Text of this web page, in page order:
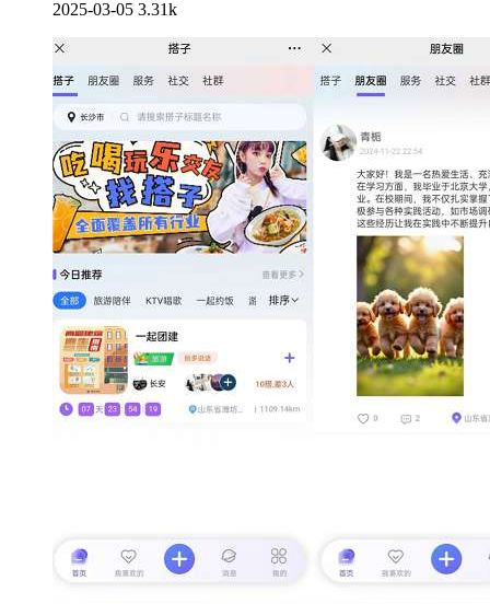
2025-03-05 3.31k